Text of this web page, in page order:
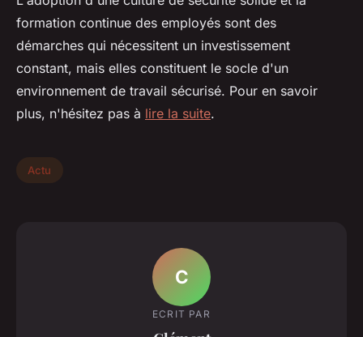
formation continue des employés sont des
démarches qui nécessitent un investissement
constant, mais elles constituent le socle d'un
environnement de travail sécurisé. Pour en savoir
plus, n'hésitez pas à lire la suite.
Actu
C
ECRIT PAR